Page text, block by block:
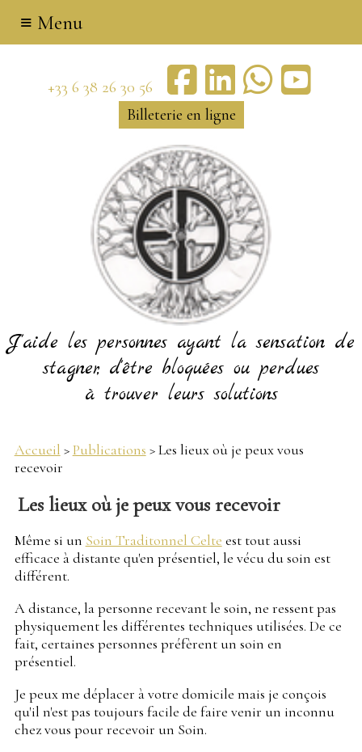
+33 6 38 26 30 56
Billeterie en ligne
J'aide les personnes ayant la sensation de
stagner, d'être bloquées ou perdues
à trouver leurs solutions
≡ Menu
Accueil >Publications > Les lieux où je peux vous
recevoir
Les lieux où je peux vous recevoir
Même si un Soin Traditonnel Celte est tout aussi
efficace à distante qu'en présentiel, le vécu du soin est
différent.
A distance, la personne recevant le soin, ne ressent pas
physiquement les différentes techniques utilisées. De ce
fait, certaines personnes préfèrent un soin en
présentiel.
Je peux me déplacer à votre domicile mais je conçois
qu'il n'est pas toujours facile de faire venir un inconnu
chez vous pour recevoir un Soin.